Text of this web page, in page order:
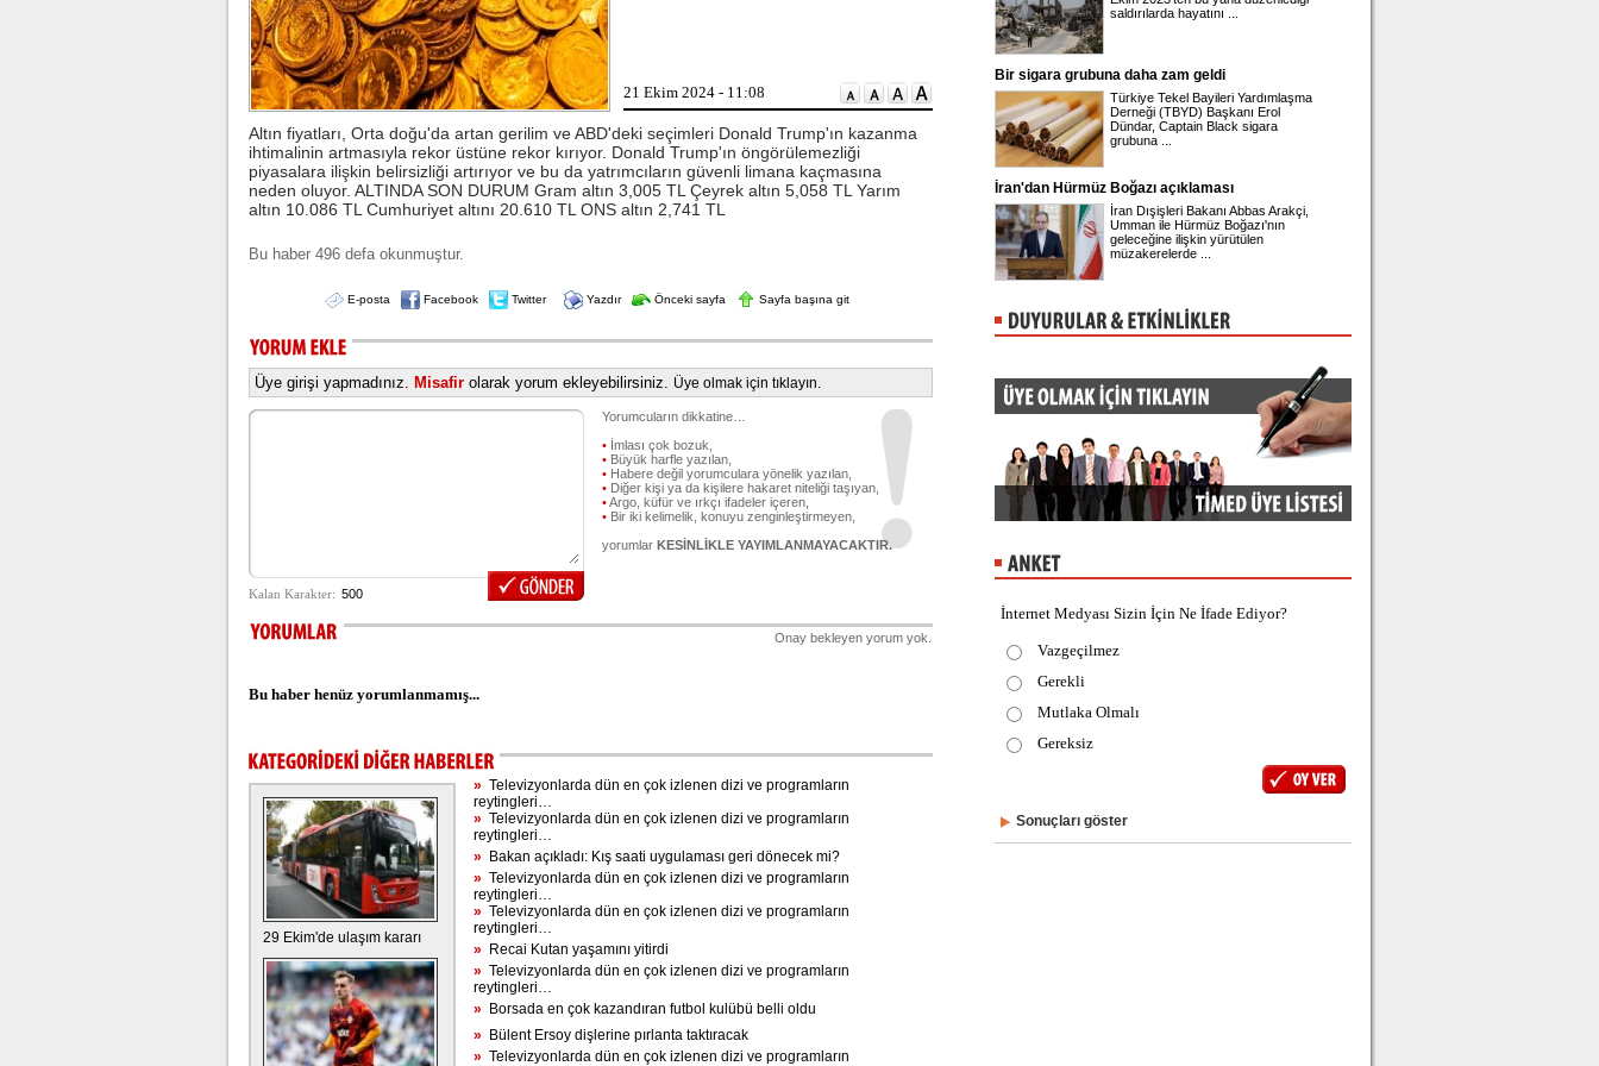
21 Ekim 2024 - 11:08
Altın fiyatları, Orta doğu'da artan gerilim ve ABD'deki seçimleri Donald Trump'ın kazanma
ihtimalinin artmasıyla rekor üstüne rekor kırıyor. Donald Trump'ın öngörülemezliği
piyasalara ilişkin belirsizliği artırıyor ve bu da yatrımcıların güvenli limana kaçmasına
neden oluyor. ALTINDA SON DURUM Gram altın 3,005 TL Çeyrek altın 5,058 TL Yarım
altın 10.086 TL Cumhuriyet altını 20.610 TL ONS altın 2,741 TL
Bu haber 496 defa okunmuştur.
E-posta Facebook Twitter Yazdır Önceki sayfa Sayfa başına git
Üye girişi yapmadınız. Misafir olarak yorum ekleyebilirsiniz. Üye olmak için tıklayın.
Yorumcuların dikkatine…
• İmlası çok bozuk,
• Büyük harfle yazılan,
• Habere değil yorumculara yönelik yazılan,
• Diğer kişi ya da kişilere hakaret niteliği taşıyan,
•Argo, küfür ve ırkçı ifadeler içeren,
• Bir iki kelimelik, konuyu zenginleştirmeyen,
yorumlar KESİNLİKLE YAYIMLANMAYACAKTIR.
Onay bekleyen yorum yok.
Bu haber henüz yorumlanmamış...
29 Ekim'de ulaşım kararı
» Televizyonlarda dün en çok izlenen dizi ve programların
reytingleri…
» Televizyonlarda dün en çok izlenen dizi ve programların
reytingleri…
» Bakan açıkladı: Kış saati uygulaması geri dönecek mi?
» Televizyonlarda dün en çok izlenen dizi ve programların
reytingleri…
» Televizyonlarda dün en çok izlenen dizi ve programların
reytingleri…
» Recai Kutan yaşamını yitirdi
» Televizyonlarda dün en çok izlenen dizi ve programların
reytingleri…
» Borsada en çok kazandıran futbol kulübü belli oldu
» Bülent Ersoy dişlerine pırlanta taktıracak
» Televizyonlarda dün en çok izlenen dizi ve programların
CHP Genel Başkanı Kemal
Kılıçdaroğlu, Ankara Ulus'ta esnaf
ziyareti yaptı. Kılıçdaroğlu'na parti
yöneticileri eşlik etti.
Oğuzhan Uğur adliyeye sevk edildi
saldırılarda hayatını ...
Bir sigara grubuna daha zam geldi
Türkiye Tekel Bayileri Yardımlaşma
Derneği (TBYD) Başkanı Erol
Dündar, Captain Black sigara
grubuna ...
İran'dan Hürmüz Boğazı açıklaması
İran Dışişleri Bakanı Abbas Arakçi,
Umman ile Hürmüz Boğazı'nın
geleceğine ilişkin yürütülen
müzakerelerde ...
İnternet Medyası Sizin İçin Ne İfade Ediyor?
Vazgeçilmez
Gerekli
Mutlaka Olmalı
Gereksiz
Sonuçları göster